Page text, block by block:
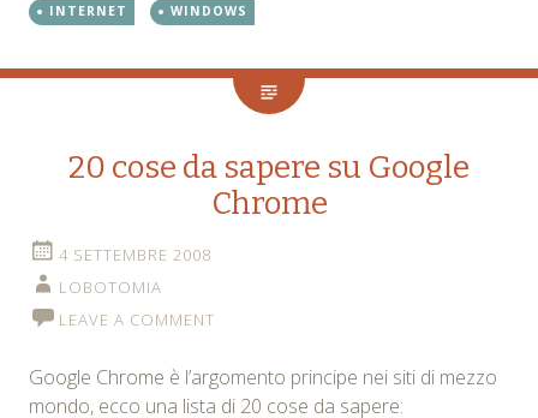
INTERNET
WINDOWS
20 cose da sapere su Google
Chrome
4 SETTEMBRE 2008
LOBOTOMIA
LEAVE A COMMENT
Google Chrome è l’argomento principe nei siti di mezzo
mondo, ecco una lista di 20 cose da sapere: